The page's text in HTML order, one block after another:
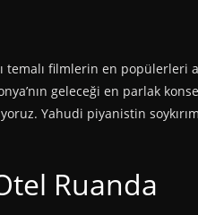
temalı filmlerin en popülerleri
geleceği en parlak
Yahudi piyanistin
Ruanda